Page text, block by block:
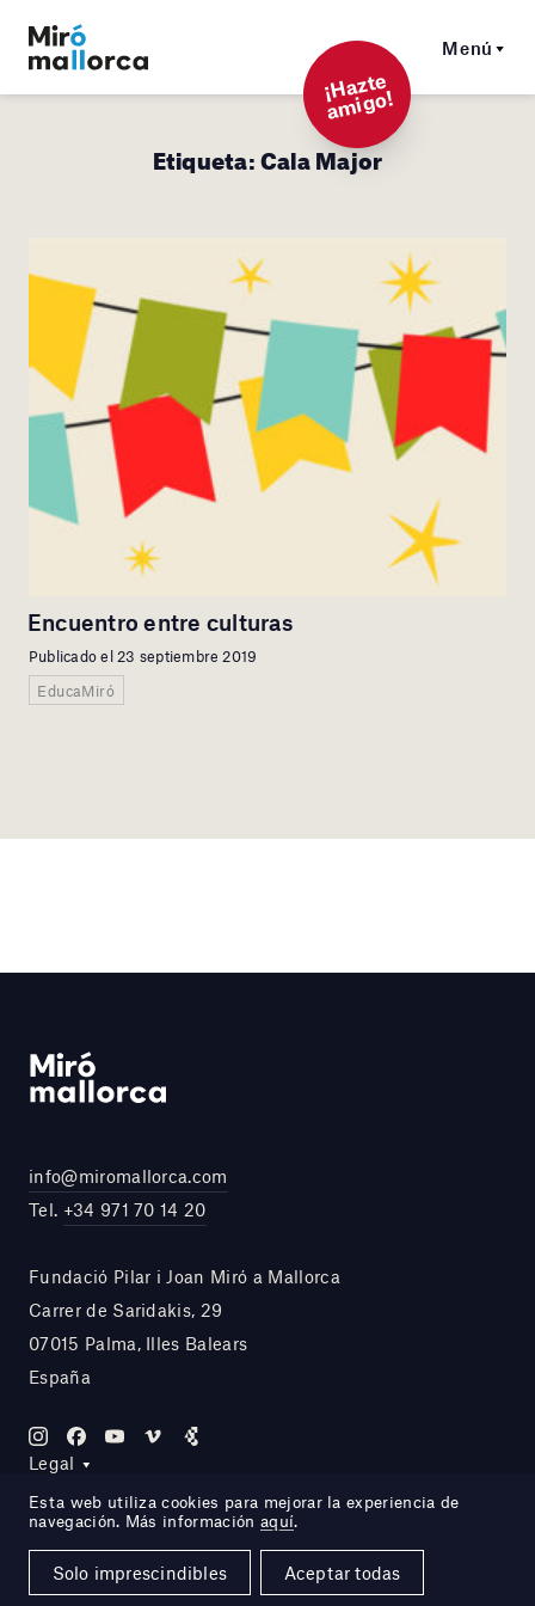
Menú
¡
Hazt
e
a
mi
g
o!
Etiqueta:Cala Major
Encuentro entre culturas
Publicado el 23 septiembre 2019
EducaMiró
info@miromallorca.com
Tel. +34 971 70 14 20
Fundació Pilar i Joan Miró a Mallorca
Carrer de Saridakis, 29
07015 Palma, Illes Balears
España
Legal
Site by DOMO—A
Esta web utiliza cookies para mejorar la experiencia de
navegación. Más información aquí.
Solo imprescindibles Aceptar todas